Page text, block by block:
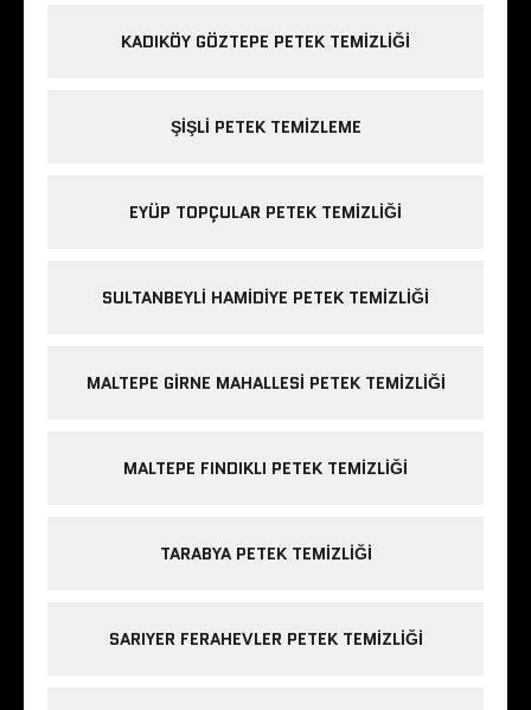
KADIKÖY GÖZTEPE PETEK TEMIZLIĞI
ŞIŞLI PETEK TEMIZLEME
EYÜP TOPÇULAR PETEK TEMIZLIĞI
SULTANBEYLI HAMIDIYE PETEK TEMIZLIĞI
MALTEPE GIRNE MAHALLESI PETEK TEMIZLIĞI
MALTEPE FINDIKLI PETEK TEMIZLIĞI
TARABYA PETEK TEMIZLIĞI
SARIYER FERAHEVLER PETEK TEMIZLIĞI